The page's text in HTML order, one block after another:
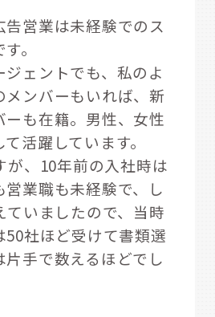
告営業は未経験でのス
。
ェントでも、私のよ
メンバーもいれば、新
ーも在籍。男性、女性
活躍しています。
が、10年前の入社時は
業職も未経験で、し
ていましたので、当時
50社ほど受けて書類選
手で数えるほどでし